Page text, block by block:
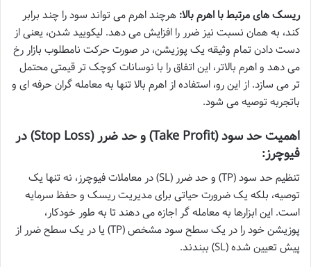
ریسک های مرتبط با اهرم بالا: هرچند اهرم می تواند سود را چند برابر
کند، به همان نسبت نیز ضرر را افزایش می دهد. لیکویید شدن، یعنی از
دست دادن تمام وثیقه یک پوزیشن، در صورت حرکت نامطلوب بازار رخ
می دهد و اهرم بالاتر، این اتفاق را با نوسانات کوچک تر قیمتی محتمل
تر می سازد. از این رو، استفاده از اهرم بالا تنها به معامله گران حرفه ای و
باتجربه توصیه می شود.
اهمیت حد سود (Take Profit) و حد ضرر (Stop Loss) در
فیوچرز:
تنظیم حد سود (TP) و حد ضرر (SL) در معاملات فیوچرز، نه تنها یک
توصیه، بلکه یک ضرورت حیاتی برای مدیریت ریسک و حفظ سرمایه
است. این ابزارها به معامله گر اجازه می دهند تا به طور خودکار،
پوزیشن خود را در یک سطح سود مشخص (TP) یا در یک سطح ضرر از
پیش تعیین شده (SL) ببندند.